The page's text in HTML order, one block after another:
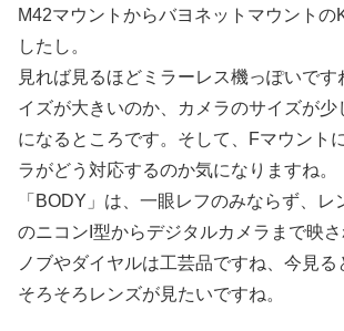
M42マウントからバヨネットマウントの
したし。
見れば見るほどミラーレス機っぽいです
イズが大きいのか、カメラのサイズが少
になるところです。そして、Fマウント
ラがどう対応するのか気になりますね。
「BODY」は、一眼レフのみならず、レ
のニコンI型からデジタルカメラまで映
ノブやダイヤルは工芸品ですね、今見る
そろそろレンズが見たいですね。